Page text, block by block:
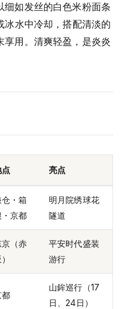
细如发丝的白色米粉面条
水中冷却，搭配清淡的
享用。清爽轻盈，是炎炎
点 亮点
仓・箱
・京都
明月院绣球花
隧道
京（赤
平安时代盛装
游行
都
山鉾巡行（17
日、24日）